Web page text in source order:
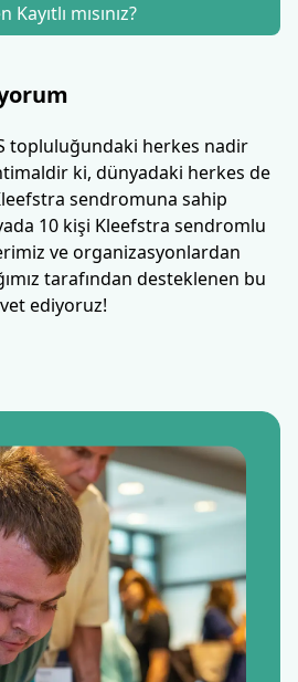
Kayıtlı mısınız?
topluluğundaki herkes nadir
ki, dünyadaki herkes de
sendromuna sahip
10 kişi Kleefstra sendromlu
ve organizasyonlardan
tarafından desteklenen bu
ediyoruz!